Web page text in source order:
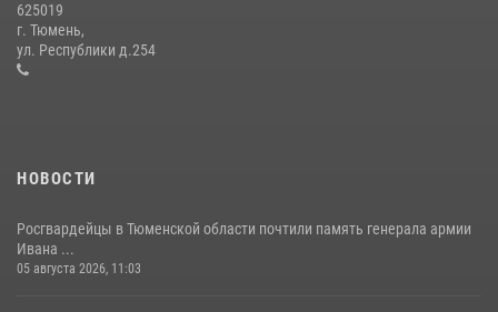
Росгвардейцы в День семьи, любви и верности оказали помощь
жителям Тюмени, оказавшимся в сложной жизненной ситуации
08 июля 2026, 09:38
625019
г. Тюмень,
ул. Республики д.254
НОВОСТИ
Росгвардейцы в Тюменской области почтили память генерала армии
Ивана ...
05 августа 2026, 11:03